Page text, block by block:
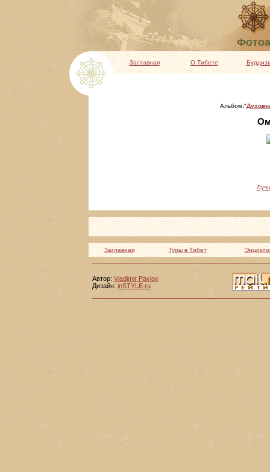
Заглавная О Тибете
Альбом:"
Заглавная Туры в Тибет
Автор: Vladimir Pavlov
Дизайн: inSTYLE.ru